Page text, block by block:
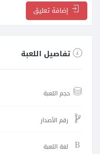
إضافة تعليق
تفاصيل اللعبة
حجم اللعبة
رقم الأصدار
لغة اللعبة